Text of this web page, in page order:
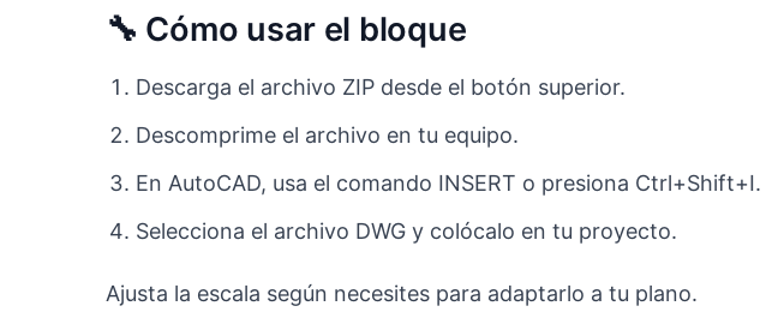
🔧 Cómo usar el bloque
Descarga el archivo ZIP desde el botón superior.
Descomprime el archivo en tu equipo.
En AutoCAD, usa el comando INSERT o presiona Ctrl+Shift+I.
Selecciona el archivo DWG y colócalo en tu proyecto.
Ajusta la escala según necesites para adaptarlo a tu plano.